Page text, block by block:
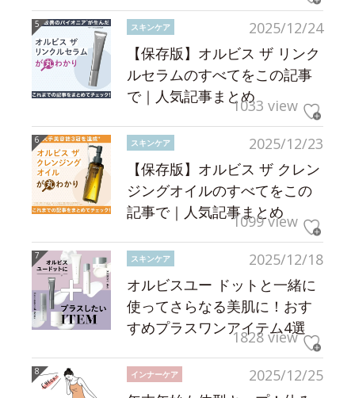
2025/12/24
スキンケア
【保存版】オルビス ザ リンク
ルセラムのすべてをこの記事
で｜人気記事まとめ1033 view
2025/12/23
スキンケア
【保存版】オルビス ザ クレン
ジングオイルのすべてをこの
記事で｜人気記事まとめ
1099 view
2025/12/18
スキンケア
オルビスユー ドットと一緒に
使ってさらなる美肌に！おす
すめプラスワンアイテム4選
1828 view
2025/12/25
インナーケア